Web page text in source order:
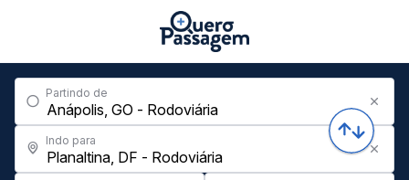
Partindo de
Indo para